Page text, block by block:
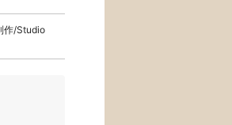
作/Studio